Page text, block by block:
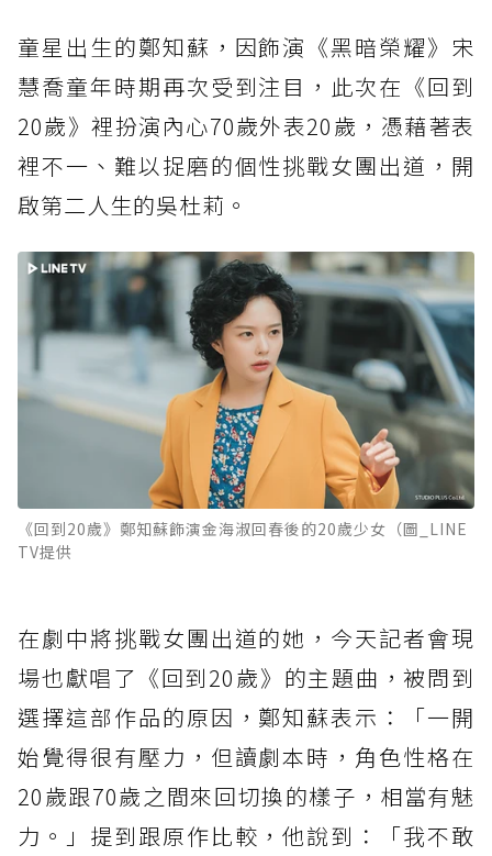
童星出生的鄭知蘇，因飾演《黑暗榮耀》宋
慧喬童年時期再次受到注目，此次在《回到
20歲》裡扮演內心70歲外表20歲，憑藉著表
裡不一、難以捉磨的個性挑戰女團出道，開
啟第二人生的吳杜莉。
《回到20歲》鄭知蘇飾演金海淑回春後的20歲少女（圖_LINE
TV提供
在劇中將挑戰女團出道的她，今天記者會現
場也獻唱了《回到20歲》的主題曲，被問到
選擇這部作品的原因，鄭知蘇表示：「一開
始覺得很有壓力，但讀劇本時，角色性格在
20歲跟70歲之間來回切換的樣子，相當有魅
力。」提到跟原作比較，他說到：「我不敢